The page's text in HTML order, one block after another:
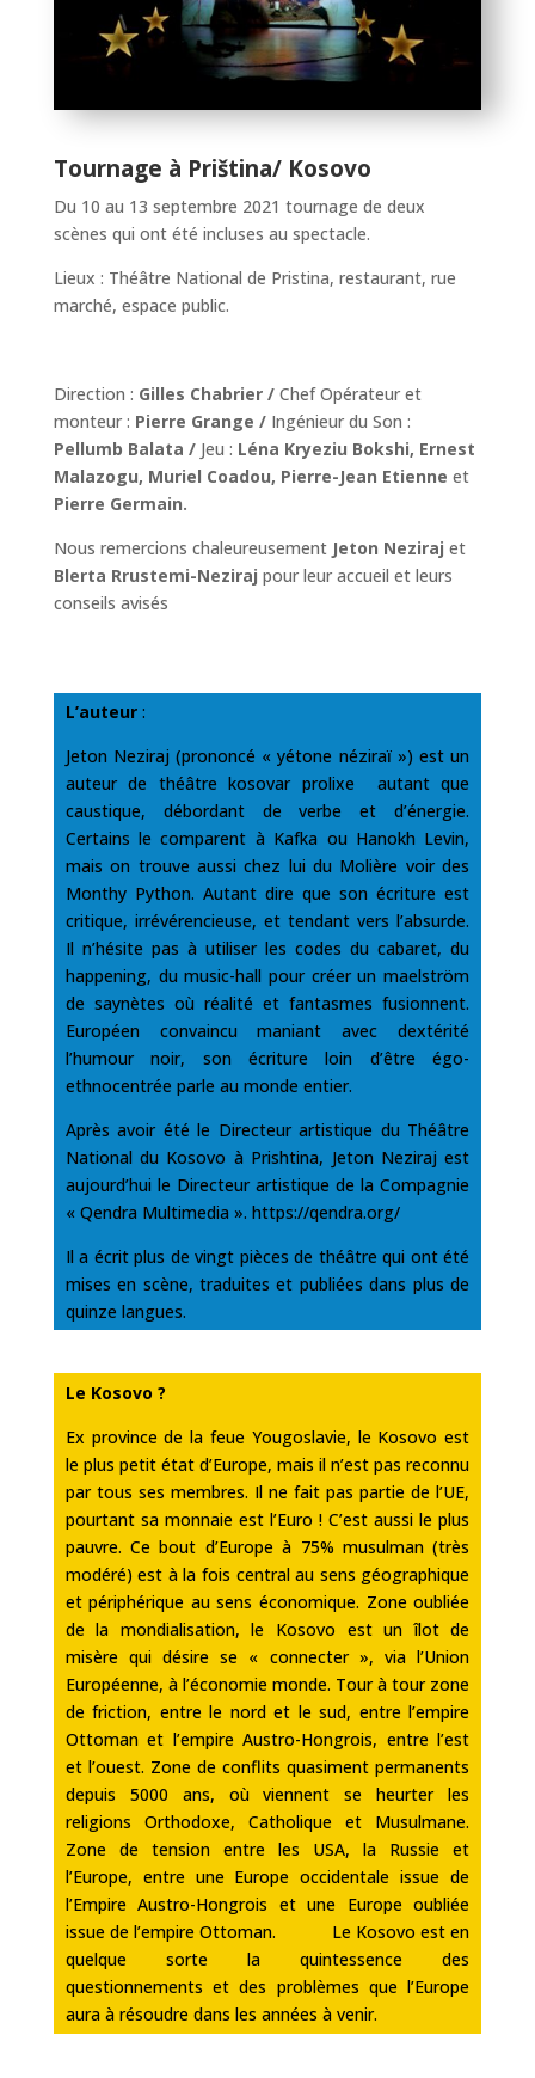
Tournage à Priština/ Kosovo
Du 10 au 13 septembre 2021 tournage de deux
scènes qui ont été incluses au spectacle.
Lieux : Théâtre National de Pristina, restaurant, rue
marché, espace public.
Direction : Gilles Chabrier / Chef Opérateur et
monteur : Pierre Grange / Ingénieur du Son :
Pellumb Balata / Jeu : Léna Kryeziu Bokshi, Ernest
Malazogu, Muriel Coadou, Pierre-Jean Etienne et
Pierre Germain.
Nous remercions chaleureusement Jeton Neziraj et
Blerta Rrustemi-Neziraj pour leur accueil et leurs
conseils avisés
L’auteur:
Jeton Neziraj (prononcé « yétone néziraï ») est un
auteur de théâtre kosovar prolixe autant que
caustique, débordant de verbe et d’énergie.
Certains le comparent à Kafka ou Hanokh Levin,
mais on trouve aussi chez lui du Molière voir des
Monthy Python. Autant dire que son écriture est
critique, irrévérencieuse, et tendant vers l’absurde.
Il n’hésite pas à utiliser les codes du cabaret, du
happening, du music-hall pour créer un maelström
de saynètes où réalité et fantasmes fusionnent.
Européen convaincu maniant avec dextérité
l’humour noir, son écriture loin d’être égo-
ethnocentrée parle au monde entier.
Après avoir été le Directeur artistique du Théâtre
National du Kosovo à Prishtina, Jeton Neziraj est
aujourd’hui le Directeur artistique de la Compagnie
« Qendra Multimedia ». https://qendra.org/
Il a écrit plus de vingt pièces de théâtre qui ont été
mises en scène, traduites et publiées dans plus de
quinze langues.
Le Kosovo ?
Ex province de la feue Yougoslavie, le Kosovo est
le plus petit état d’Europe, mais il n’est pas reconnu
par tous ses membres. Il ne fait pas partie de l’UE,
pourtant sa monnaie est l’Euro ! C’est aussi le plus
pauvre. Ce bout d’Europe à 75% musulman (très
modéré) est à la fois central au sens géographique
et périphérique au sens économique. Zone oubliée
de la mondialisation, le Kosovo est un îlot de
misère qui désire se « connecter », via l’Union
Européenne, à l’économie monde. Tour à tour zone
de friction, entre le nord et le sud, entre l’empire
Ottoman et l’empire Austro-Hongrois, entre l’est
et l’ouest. Zone de conflits quasiment permanents
depuis 5000 ans, où viennent se heurter les
religions Orthodoxe, Catholique et Musulmane.
Zone de tension entre les USA, la Russie et
l’Europe, entre une Europe occidentale issue de
l’Empire Austro-Hongrois et une Europe oubliée
issue de l’empire Ottoman. Le Kosovo est en
quelque sorte la quintessence des
questionnements et des problèmes que l’Europe
aura à résoudre dans les années à venir.